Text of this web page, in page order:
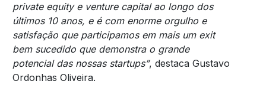
private equity e venture capital ao longo dos
últimos 10 anos, e é com enorme orgulho e
satisfação que participamos em mais um exit
bem sucedido que demonstra o grande
potencial das nossas startups”, destaca Gustavo
Ordonhas Oliveira.